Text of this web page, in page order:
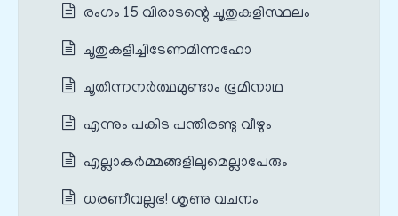
രംഗം 15 വിരാടന്റെ ചൂതുകളിസ്ഥലം
ചൂതുകളിച്ചിടേണമിന്നഹോ
ചൂതിന്നനർത്ഥമുണ്ടാം ഭൂമിനാഥ
എന്നും പകിട പന്തിരണ്ടു വീഴും
എല്ലാകർമ്മങ്ങളിലുമെല്ലാപേരും
ധരണീവല്ലഭ! ശൃണു വചനം